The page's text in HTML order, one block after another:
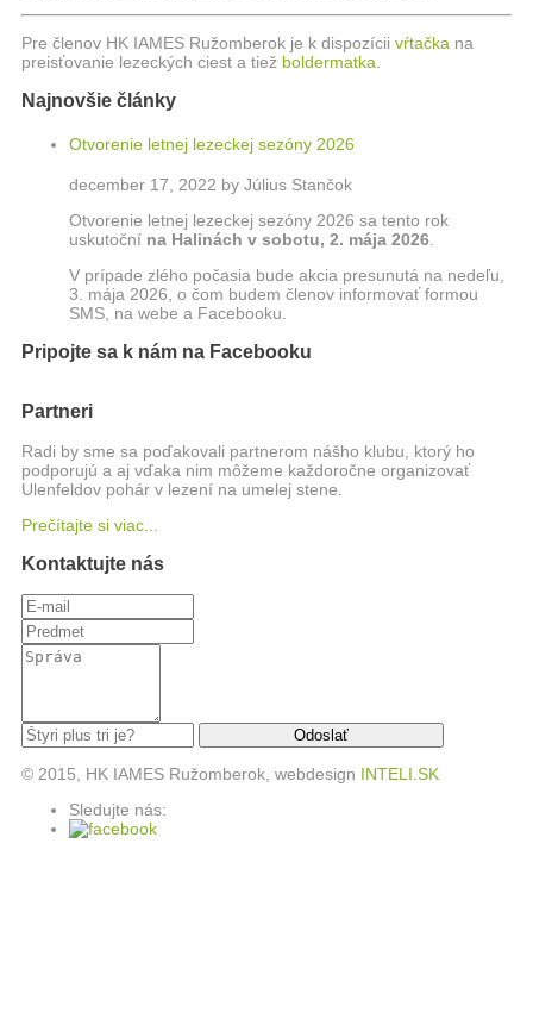
Pre členov HK IAMES Ružomberok je k dispozícii vŕtačka na
preisťovanie lezeckých ciest a tiež boldermatka
Najnovšie články
Otvorenie letnej lezeckej sezóny 2026
december 17, 2022 by Július Stančok
Otvorenie letnej lezeckej sezóny 2026 sa tento rok
uskutoční na Halinách v sobotu, 2. mája 2026.
V prípade zlého počasia bude akcia presunutá na nedeľu,
3. mája 2026, o čom budem členov informovať formou
SMS, na webe a Facebooku.
Pripojte sa k nám na Facebooku
Partneri
Radi by sme sa poďakovali partnerom nášho klubu, ktorý ho
podporujú a aj vďaka nim môžeme každoročne organizovať
Ulenfeldov pohár v lezení na umelej stene.
Prečítajte si viac...
Kontaktujte nás
© 2015, HK IAMES Ružomberok, webdesign INTELI.SK
Sledujte nás: